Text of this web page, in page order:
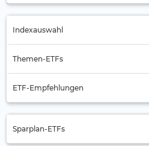
Indexauswahl
Indexauswahl
Themen-ETFs
Automobilbranche
Batterie
ETF-Empfehlungen
Aktien Asien-Pazifik (ex
Sparplan-ETFs